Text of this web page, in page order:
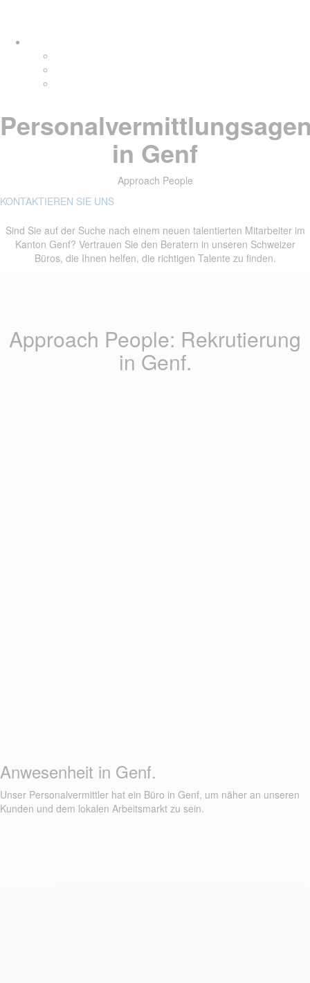
springen
in Genf
Approach People
KONTAKTIEREN SIE UNS
Sind Sie auf der Suche nach einem neuen talentierten Mitarbeiter im
Kanton Genf? Vertrauen Sie den Beratern in unseren Schweizer
Büros, die Ihnen helfen, die richtigen Talente zu finden.
Approach People: Rekrutierung
in Genf.
Anwesenheit in Genf.
Unser Personalvermittler hat ein Büro in Genf, um näher an unseren
Kunden und dem lokalen Arbeitsmarkt zu sein.